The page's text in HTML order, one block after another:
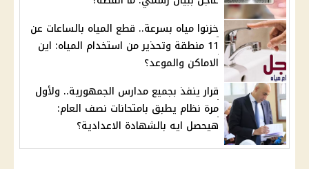
خزنوا مياه بسرعة.. قطع المياه بالساعات عن
11 منطقة وتحذير من استخدام المياه: اين
الاماكن والموعد؟
قرار ينفذ بجميع مدارس الجمهورية.. ولأول
مرة نظام يطبق بامتحانات نصف العام:
هيحصل ايه بالشهادة الاعدادية؟